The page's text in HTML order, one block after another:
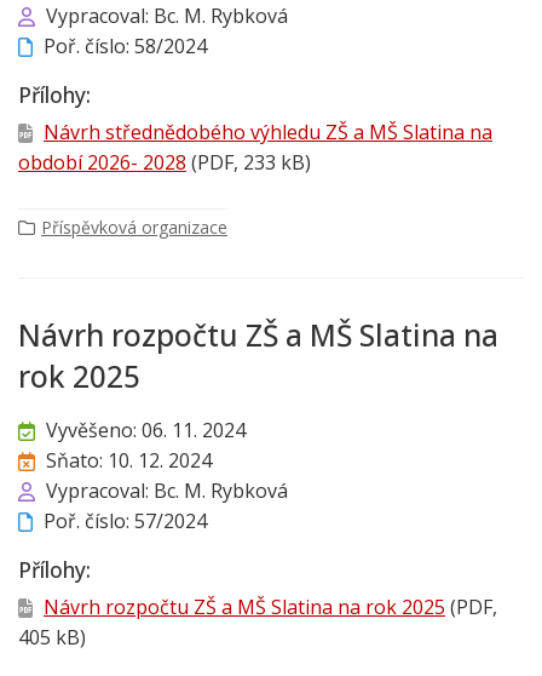
Vypracoval: Bc. M. Rybková
Poř. číslo: 58/2024
Přílohy:
Návrh střednědobého výhledu ZŠ a MŠ Slatina na
období 2026- 2028 (PDF, 233 kB)
Příspěvková organizace
Návrh rozpočtu ZŠ a MŠ Slatina na
rok 2025
Vyvěšeno: 06. 11. 2024
Sňato: 10. 12. 2024
Vypracoval: Bc. M. Rybková
Poř. číslo: 57/2024
Přílohy:
Návrh rozpočtu ZŠ a MŠ Slatina na rok 2025 (PDF,
405 kB)